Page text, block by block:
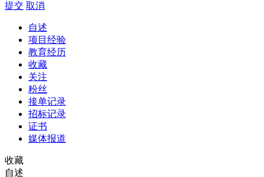
提交 取消
自述
项目经验
教育经历
收藏
关注
粉丝
接单记录
招标记录
证书
媒体报道
收藏
自述